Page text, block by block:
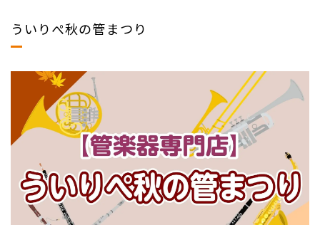
ういりぺ秋の管まつり